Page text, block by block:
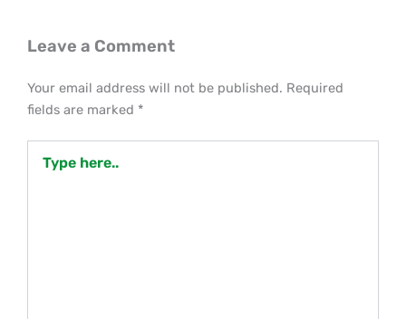
Leave a Comment
Your email address will not be published. Required
fields are marked *
here..